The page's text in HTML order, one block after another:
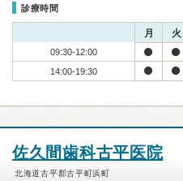
診療時間
月 火
09:30-12:00
14:00-19:30
佐久間歯科古平医院
北海道古平郡古平町浜町